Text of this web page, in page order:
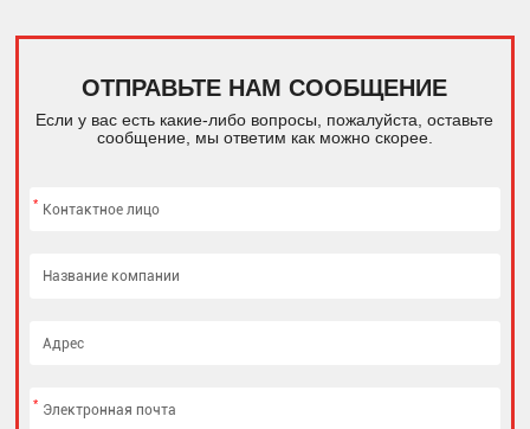
ОТПРАВЬТЕ НАМ СООБЩЕНИЕ
Если у вас есть какие-либо вопросы, пожалуйста, оставьте
сообщение, мы ответим как можно скорее.
*
*